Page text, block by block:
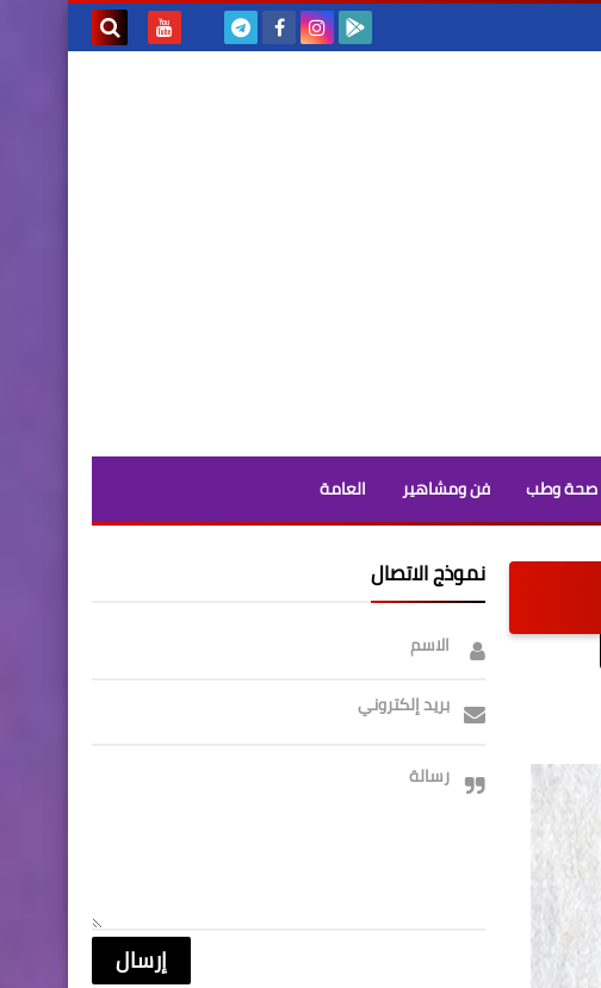
صحة وطب فن ومشاهير العامة
نموذج الاتصال
الاسم
بريد إلكتروني
رسالة